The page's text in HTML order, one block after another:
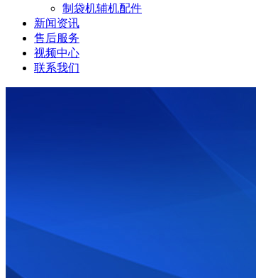
制袋机辅机配件
新闻资讯
售后服务
视频中心
联系我们